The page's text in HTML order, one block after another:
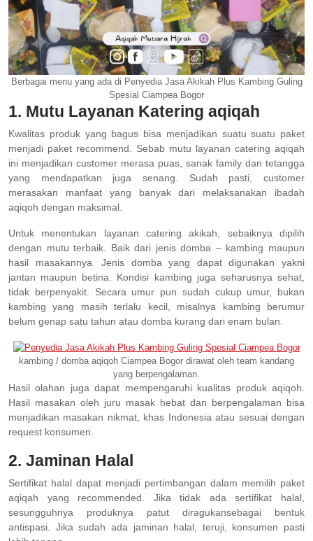
Berbagai menu yang ada di Penyedia Jasa Akikah Plus Kambing Guling
Spesial Ciampea Bogor
1. Mutu Layanan Katering aqiqah
Kwalitas produk yang bagus bisa menjadikan suatu suatu paket
menjadi paket recommend. Sebab mutu layanan catering aqiqah
ini menjadikan customer merasa puas, sanak family dan tetangga
yang mendapatkan juga senang. Sudah pasti, customer
merasakan manfaat yang banyak dari melaksanakan ibadah
aqiqoh dengan maksimal.
Untuk menentukan layanan catering akikah, sebaiknya dipilih
dengan mutu terbaik. Baik dari jenis domba – kambing maupun
hasil masakannya. Jenis domba yang dapat digunakan yakni
jantan maupun betina. Kondisi kambing juga seharusnya sehat,
tidak berpenyakit. Secara umur pun sudah cukup umur, bukan
kambing yang masih terlalu kecil, misalnya kambing berumur
belum genap satu tahun atau domba kurang dari enam bulan.
kambing / domba aqiqoh Ciampea Bogor dirawat oleh team kandang
yang berpengalaman.
Hasil olahan juga dapat mempengaruhi kualitas produk aqiqoh.
Hasil masakan oleh juru masak hebat dan berpengalaman bisa
menjadikan masakan nikmat, khas Indonesia atau sesuai dengan
request konsumen.
2. Jaminan Halal
Sertifikat halal dapat menjadi pertimbangan dalam memilih paket
aqiqah yang recommended. Jika tidak ada sertifikat halal,
sesungguhnya produknya patut diragukansebagai bentuk
antispasi. Jika sudah ada jaminan halal, teruji, konsumen pasti